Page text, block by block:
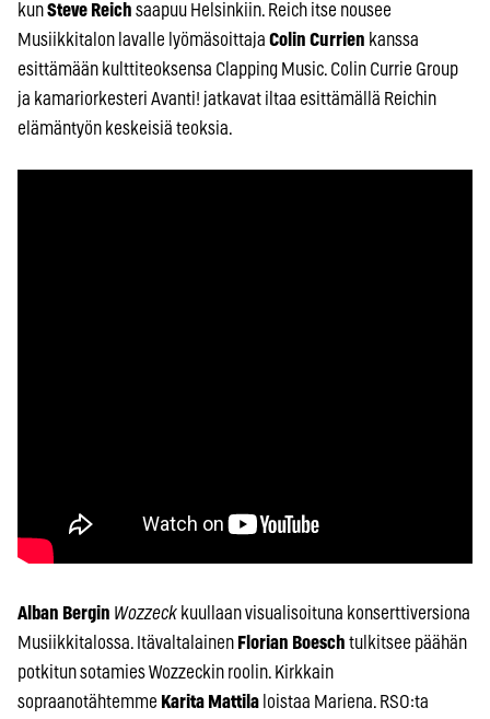
kunSteve Reich saapuu Helsinkiin. Reich itse nousee
Musiikkitalon lavalle lyömäsoittaja Colin Currien kanssa
esittämään kulttiteoksensa Clapping Music. Colin Currie Group
ja kamariorkesteri Avanti! jatkavat iltaa esittämällä Reichin
elämäntyön keskeisiä teoksia.
Alban Bergin Wozzeck kuullaan visualisoituna konserttiversiona
Musiikkitalossa. Itävaltalainen Florian Boesch tulkitsee päähän
potkitun sotamies Wozzeckin roolin. Kirkkain
sopraanotähtemme Karita Mattila loistaa Mariena. RSO:ta